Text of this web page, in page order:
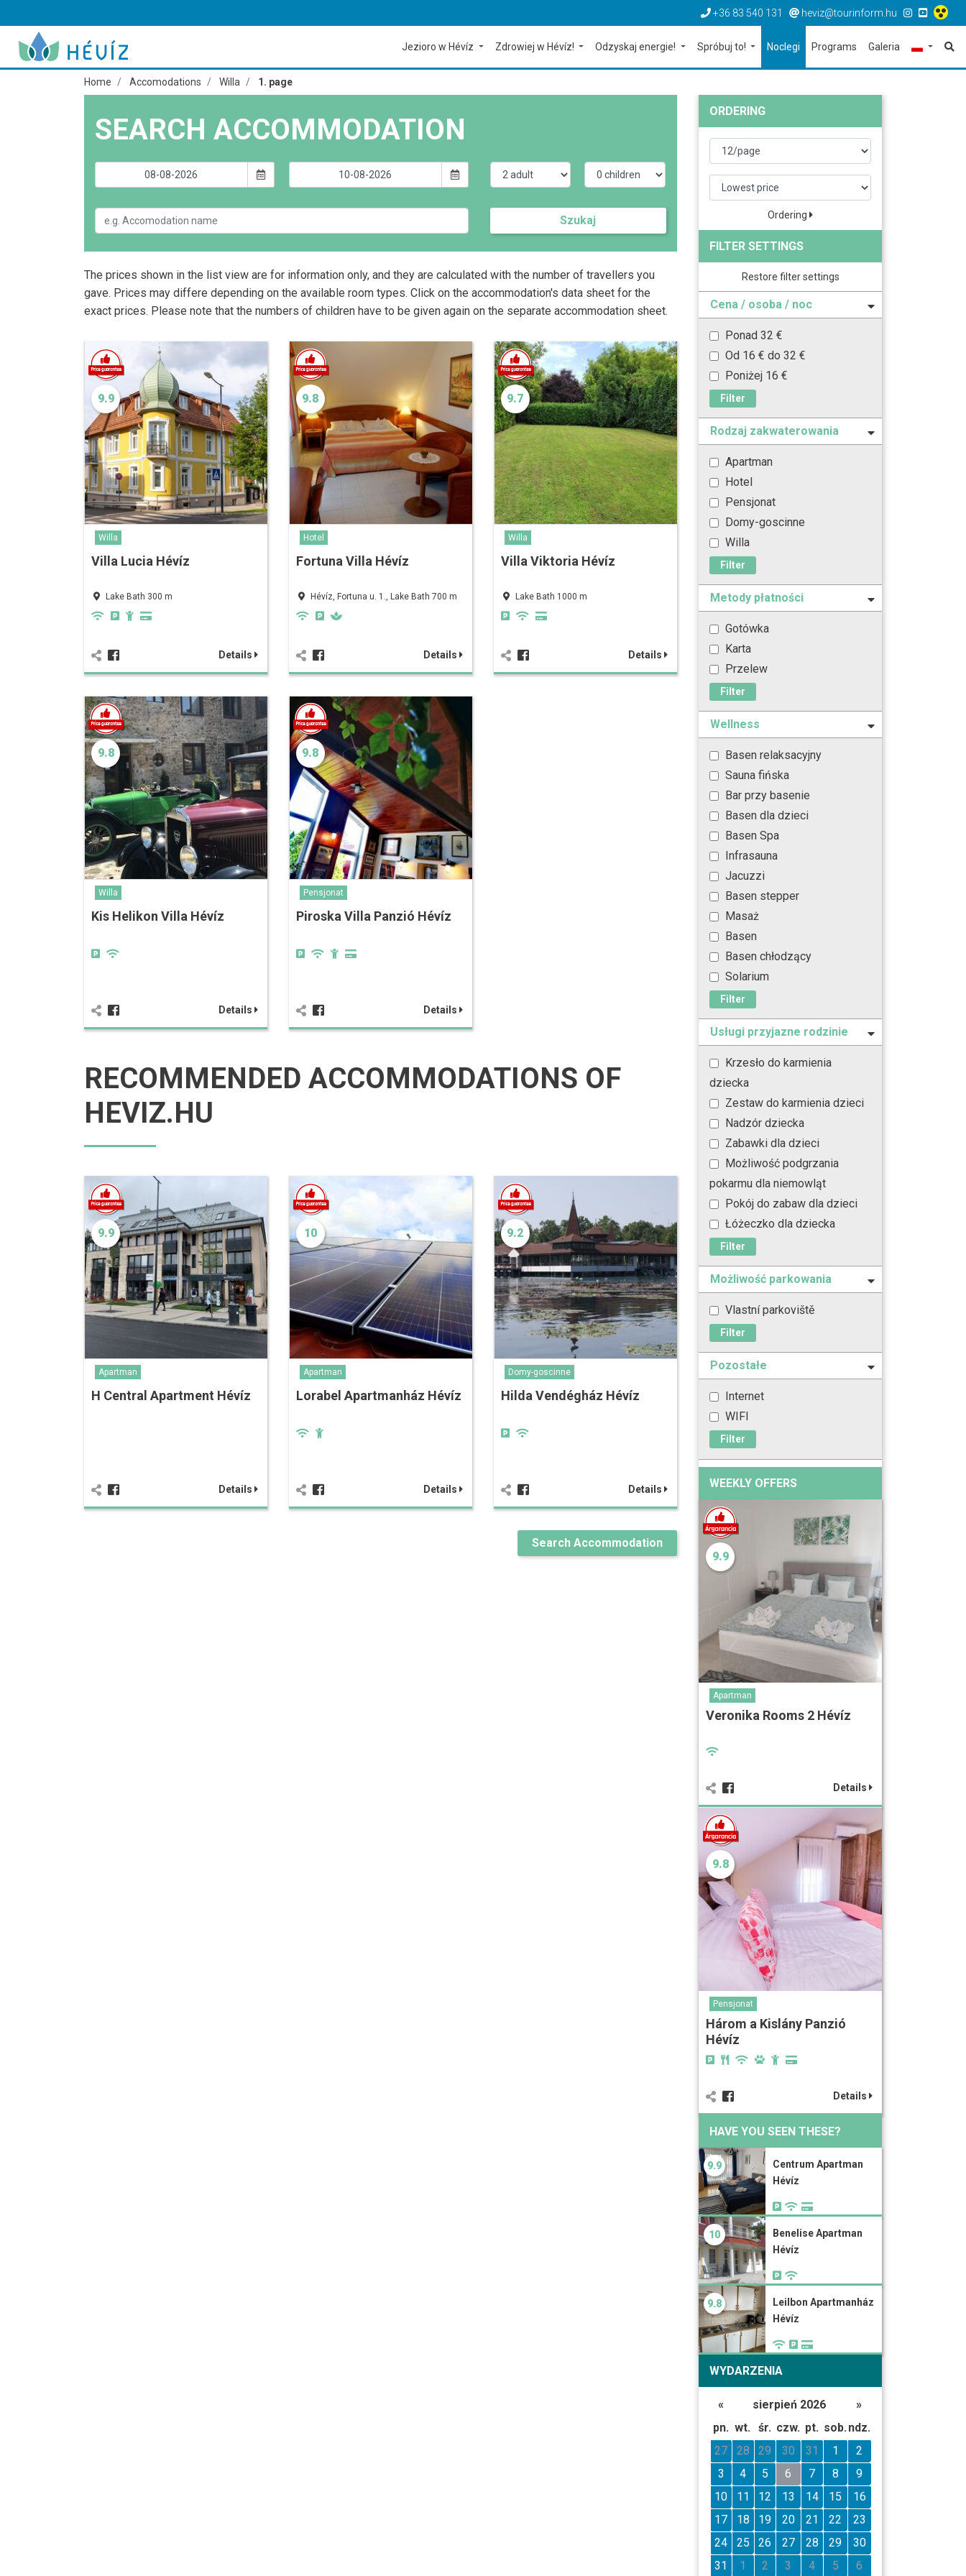
+36 83 540 131 heviz@tourinform.hu
Jezioro w Hévíz Zdrowiej w Hévíz! Odzyskaj energie! Spróbuj to! Noclegi Programs Galeria
Home Accomodations Willa 1. page
SEARCH ACCOMMODATION
Szukaj
The prices shown in the list view are for information only, and they are calculated with the number of travellers you
gave. Prices may differe depending on the available room types. Click on the accommodation's data sheet for the
exact prices. Please note that the numbers of children have to be given again on the separate accommodation sheet.
9.9
Willa
Villa Lucia Hévíz
Lake Bath 300 m
Details
9.8
Hotel
Fortuna Villa Hévíz
Hévíz, Fortuna u. 1., Lake Bath 700 m
Details
9.7
Willa
Villa Viktoria Hévíz
Lake Bath 1000 m
Details
9.8
Willa
Kis Helikon Villa Hévíz
Details
9.8
Pensjonat
Piroska Villa Panzió Hévíz
Details
RECOMMENDED ACCOMMODATIONS OF
HEVIZ.HU
9.9
Apartman
H Central Apartment Hévíz
Details
10
Apartman
Lorabel Apartmanház Hévíz
Details
9.2
Domy-goscinne
Hilda Vendégház Hévíz
Details
Search Accommodation
ORDERING
Ordering
FILTER SETTINGS
Restore filter settings
Cena / osoba / noc
Ponad 32 €
Od 16 € do 32 €
Poniżej 16 €
Filter
Rodzaj zakwaterowania
Apartman
Hotel
Pensjonat
Domy-goscinne
Willa
Filter
Metody płatności
Gotówka
Karta
Przelew
Filter
Wellness
Basen relaksacyjny
Sauna fińska
Bar przy basenie
Basen dla dzieci
Basen Spa
Infrasauna
Jacuzzi
Basen stepper
Masaż
Basen
Basen chłodzący
Solarium
Filter
Usługi przyjazne rodzinie
Krzesło do karmienia
dziecka
Zestaw do karmienia dzieci
Nadzór dziecka
Zabawki dla dzieci
Możliwość podgrzania
pokarmu dla niemowląt
Pokój do zabaw dla dzieci
Łóżeczko dla dziecka
Filter
Możliwość parkowania
Vlastní parkoviště
Filter
Pozostałe
Internet
WIFI
Filter
WEEKLY OFFERS
9.9
Apartman
Veronika Rooms 2 Hévíz
Details
9.8
Pensjonat
Három a Kislány Panzió
Hévíz
Details
HAVE YOU SEEN THESE?
9.9
Centrum Apartman
Hévíz
10
Benelise Apartman
Hévíz
9.8
Leilbon Apartmanház
Hévíz
WYDARZENIA
« sierpień 2026
»
pn. wt. śr. czw. pt. sob. ndz.
27
28 29 30 31 1
2
3
4 5 6 7 8
9
10
11 12 13 14 15
16
17
18 19 20 21 22
23
24
25 26 27 28 29
30
31
1 2 3 4 5 6